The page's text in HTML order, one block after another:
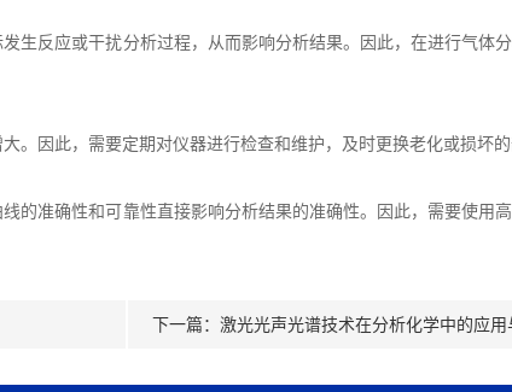
反应或干扰分析过程，从而影响分析结果。因此，在进行气体
因此，需要定期对仪器进行检查和维护，及时更换老化或损坏的
准确性和可靠性直接影响分析结果的准确性。因此，需要使用
下一篇： 激光光声光谱技术在分析化学中的应用